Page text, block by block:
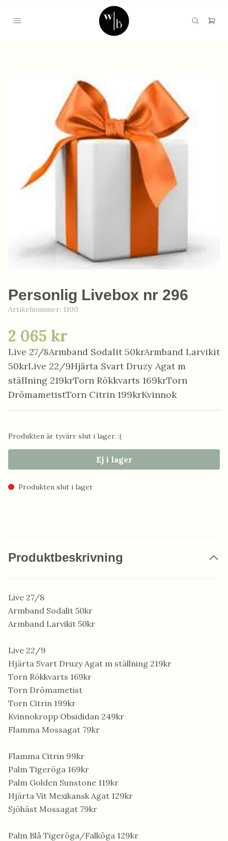
Personlig Livebox nr 296
Artikelnummer: 1100
2 065 kr
Live 27/8Armband Sodalit 50krArmband Larvikit
50krLive 22/9Hjärta Svart Druzy Agat m
ställning 219krTorn Rökkvarts 169krTorn
DrömametistTorn Citrin 199krKvinnok
Produkten är tyvärr slut i lager. :(
Ej i lager
Produkten slut i lager
Produktbeskrivning
Live 27/8
Armband Sodalit 50kr
Armband Larvikit 50kr
Live 22/9
Hjärta Svart Druzy Agat m ställning 219kr
Torn Rökkvarts 169kr
Torn Drömametist
Torn Citrin 199kr
Kvinnokropp Obsididan 249kr
Flamma Mossagat 79kr
Flamma Citrin 99kr
Palm Tigeröga 169kr
Palm Golden Sunstone 119kr
Hjärta Vit Mexikansk Agat 129kr
Sjöhäst Mossagat 79kr
Palm Blå Tigeröga/Falköga 129kr